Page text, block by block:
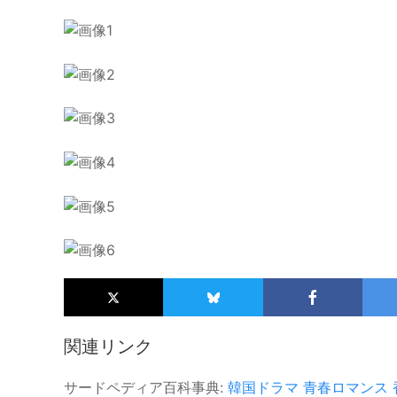
関連リンク
サードペディア百科事典: 韓国ドラマ 青春ロマンス